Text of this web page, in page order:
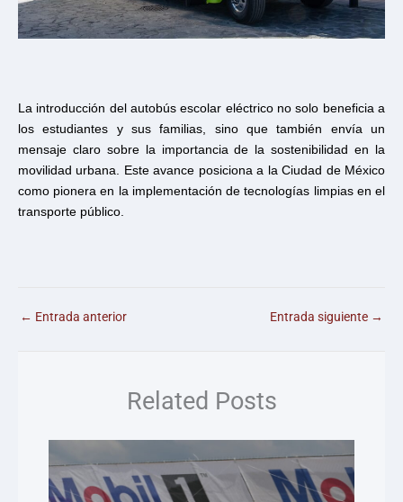
La introducción del autobús escolar eléctrico no solo beneficia a
los estudiantes y sus familias, sino que también envía un
mensaje claro sobre la importancia de la sostenibilidad en la
movilidad urbana. Este avance posiciona a la Ciudad de México
como pionera en la implementación de tecnologías limpias en el
transporte público.
← Entrada anterior Entrada siguiente →
Related Posts